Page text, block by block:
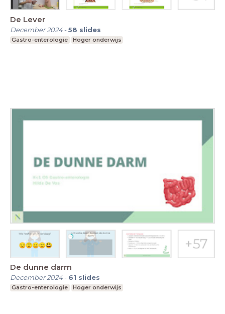
De Lever
December 2024-58 slides
Gastro-enterologie Hoger onderwijs
De dunne darm
December 2024- 61 slides
Gastro-enterologie Hoger onderwijs